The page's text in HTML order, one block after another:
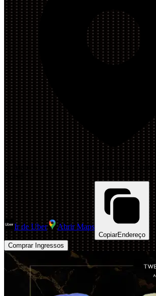
R. Mateus Leme, 1719 - São Francisco,
Brasil
Ir de Uber Abrir Maps
CopiarEndereço
Comprar Ingressos